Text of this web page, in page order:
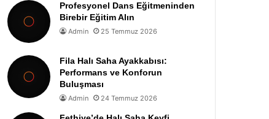
Profesyonel Dans Eğitmeninden
Birebir Eğitim Alın
Admin 25 Temmuz 2026
Fila Halı Saha Ayakkabısı:
Performans ve Konforun
Buluşması
Admin 24 Temmuz 2026